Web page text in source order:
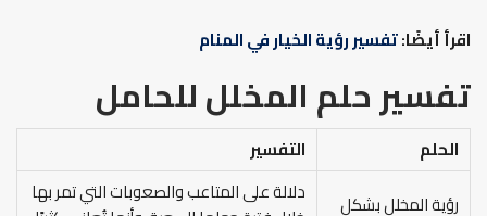
اقرأ أيضًا:تفسير رؤية الخيار في المنام
تفسير حلم المخلل للحامل
الحلم
التفسير
رؤية المخلل بشكل
دلالة على المتاعب والصعوبات التي تمر بها